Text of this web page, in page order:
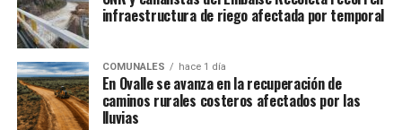
infraestructura de riego afectada por temporal
COMUNALES hace 1 día
En Ovalle se avanza en la recuperación de
caminos rurales costeros afectados por las
lluvias